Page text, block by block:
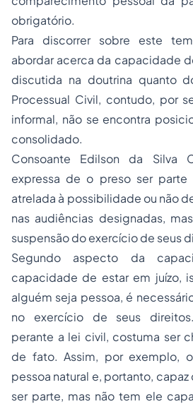
obrigatório.
Para discorrer sobre este
abordar acerca da capacidade
discutida na doutrina quanto
Processual Civil, contudo, por
informal, não se encontra
consolidado.
Consoante Edilson da Silva
expressa de o preso ser parte
atrelada à possibilidade ou não
nas audiências designadas,
suspensão do exercício de seus
Segundo aspecto da
capacidade de estar em juízo,
alguém seja pessoa, é
no exercício de seus
perante a lei civil, costuma ser
de fato. Assim, por exemplo,
pessoa natural e, portanto,
ser parte, mas não tem ele